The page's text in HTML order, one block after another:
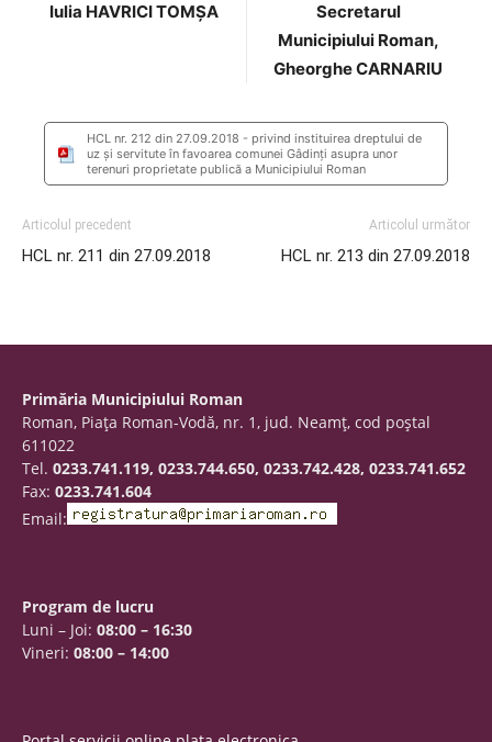
Iulia HAVRICI TOMȘA
Secretarul
Municipiului Roman,
Gheorghe CARNARIU
HCL nr. 212 din 27.09.2018 - privind instituirea dreptului de
uz şi servitute în favoarea comunei Gâdinţi asupra unor
terenuri proprietate publică a Municipiului Roman
Articolul precedent
HCL nr. 211 din 27.09.2018
Articolul următor
HCL nr. 213 din 27.09.2018
Primăria Municipiului Roman
Roman, Piaţa Roman-Vodă, nr. 1, jud. Neamţ, cod poştal
611022
Tel. 0233.741.119, 0233.744.650, 0233.742.428, 0233.741.652
Fax: 0233.741.604
Email:
Program de lucru
Luni – Joi: 08:00 – 16:30
Vineri: 08:00 – 14:00